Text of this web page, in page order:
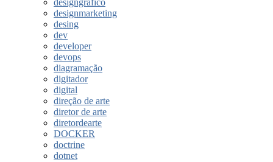
designmarketing
desing
dev
developer
devops
diagramação
digitador
digital
direção de arte
diretor de arte
diretordearte
DOCKER
doctrine
dotnet